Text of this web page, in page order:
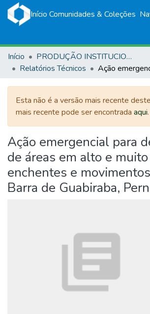
Início Comunidades & Coleções
Início
PRODUÇÃO INSTITUCIONAL
Relatórios Técnicos
Esta não é a versão mais recente
mais recente pode ser encontrada aqui.
Ação emergencial para
de áreas em alto e
enchentes e
Barra de Guabiraba,